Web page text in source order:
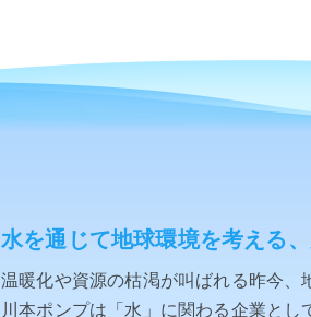
水を通じて地球環境を考える
温暖化や資源の枯渇が叫ばれる昨今
川本ポンプは「水」に関わる企業と